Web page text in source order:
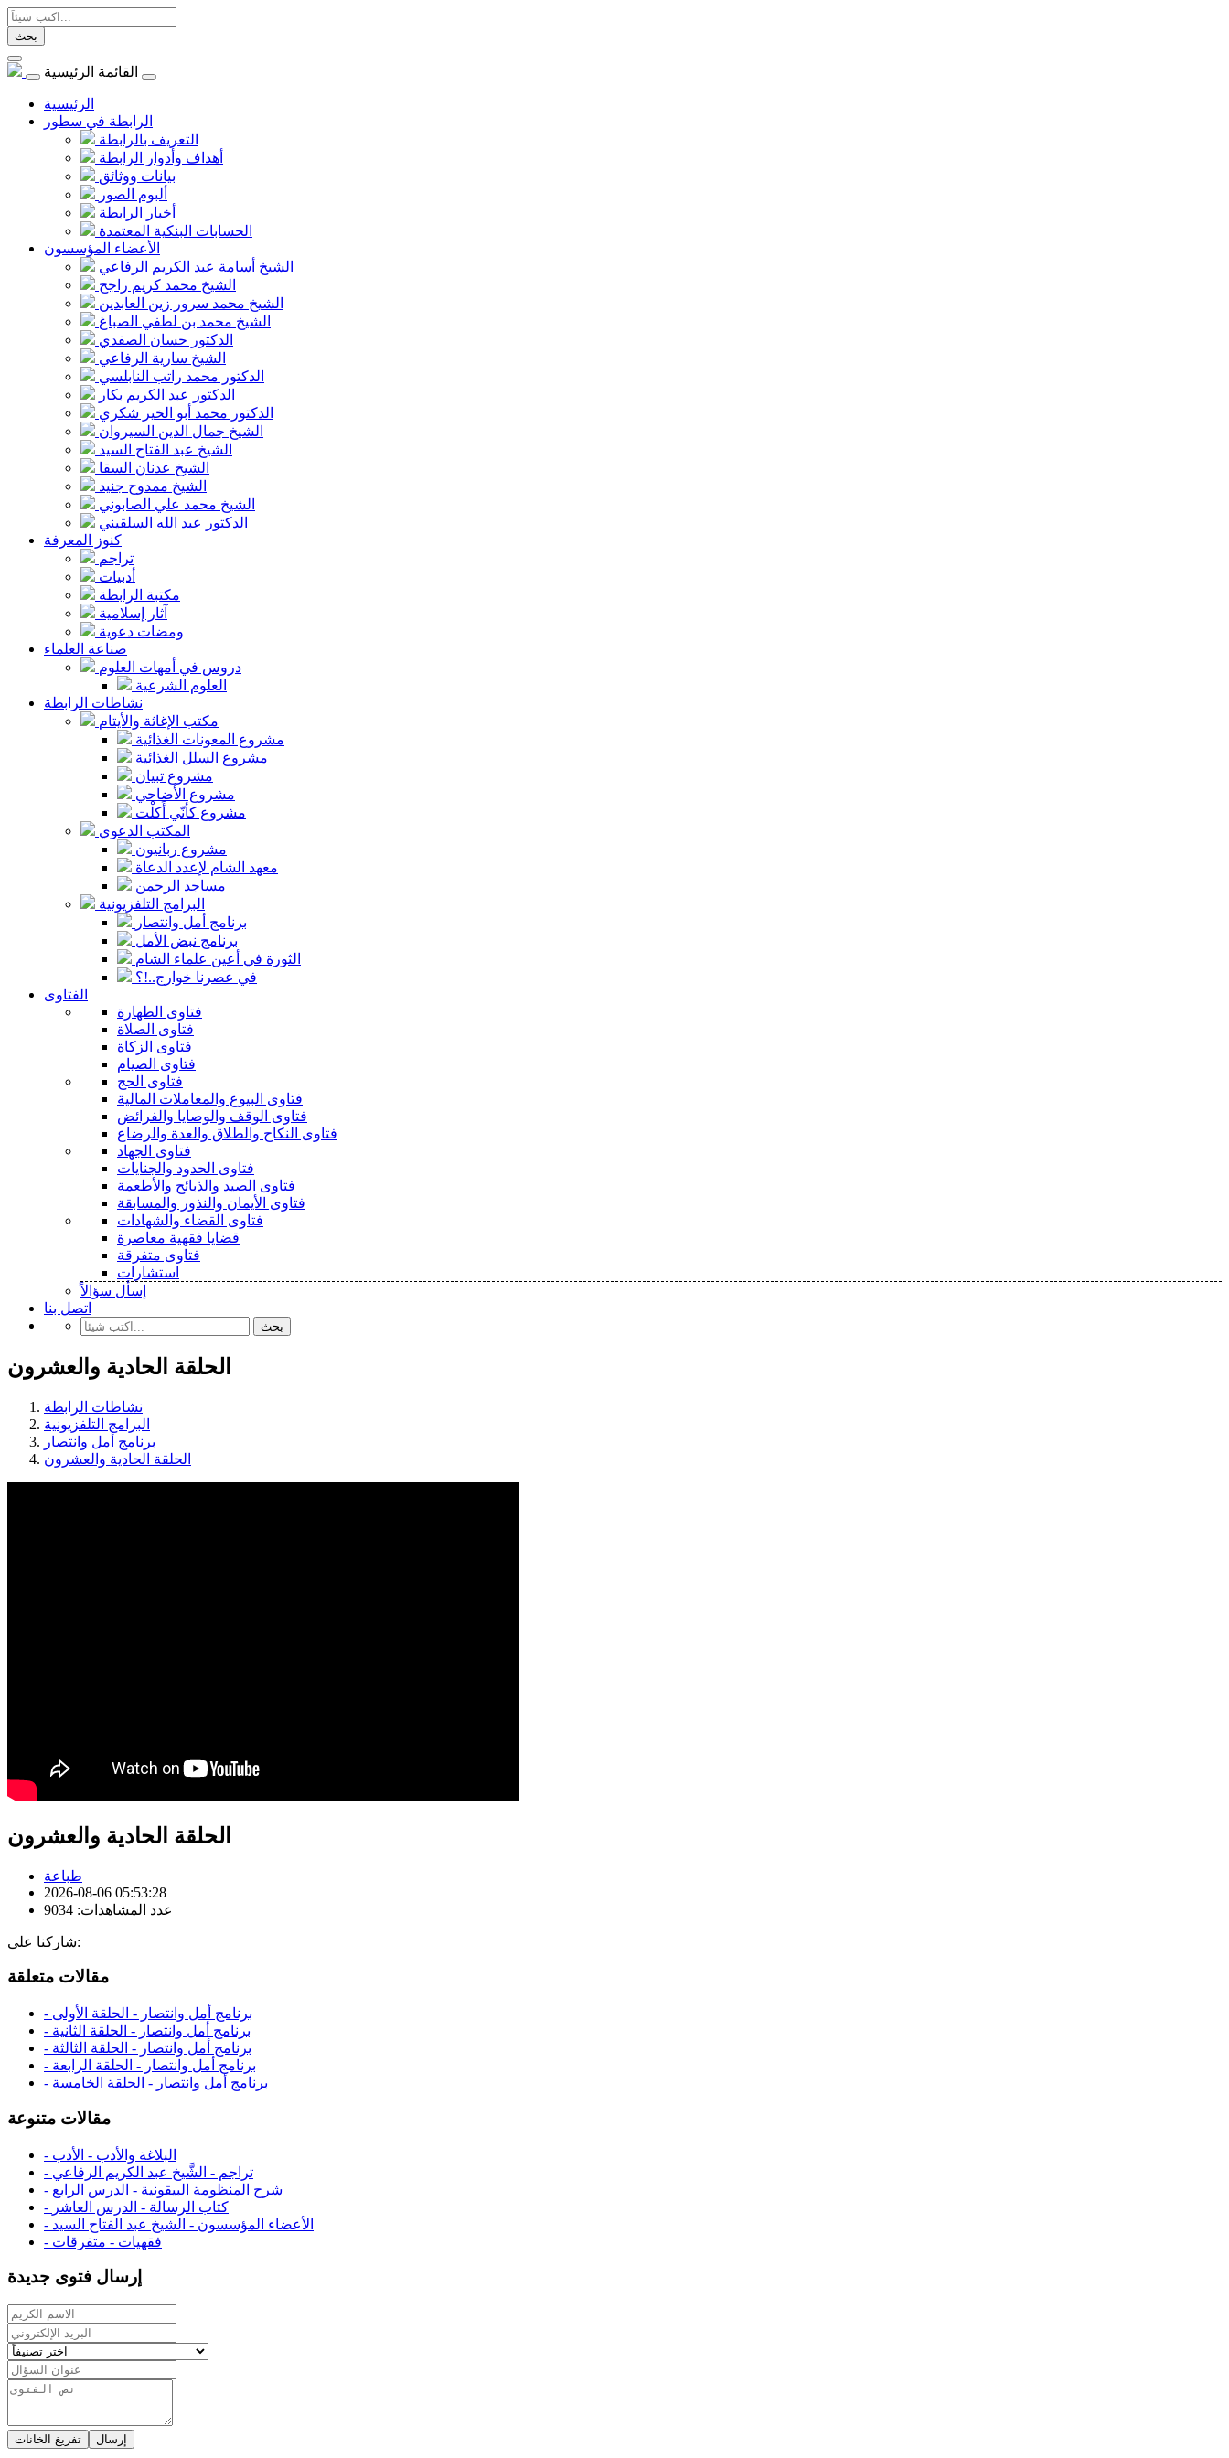
بحث
القائمة الرئيسية
الرئيسية
الرابطة في سطور
التعريف بالرابطة
أهداف وأدوار الرابطة
بيانات ووثائق
ألبوم الصور
أخبار الرابطة
الحسابات البنكية المعتمدة
الأعضاء المؤسسون
الشيخ أسامة عبد الكريم الرفاعي
الشيخ محمد كريم راجح
الشيخ محمد سرور زين العابدين
الشيخ محمد بن لطفي الصباغ
الدكتور حسان الصفدي
الشيخ سارية الرفاعي
الدكتور محمد راتب النابلسي
الدكتور عبد الكريم بكار
الدكتور محمد أبو الخير شكري
الشيخ جمال الدين السيروان
الشيخ عبد الفتاح السيد
الشيخ عدنان السقا
الشيخ ممدوح جنيد
الشيخ محمد علي الصابوني
الدكتور عبد الله السلقيني
كنوز المعرفة
تراجم
أدبيات
مكتبة الرابطة
آثار إسلامية
ومضات دعوية
صناعة العلماء
دروس في أمهات العلوم
العلوم الشرعية
نشاطات الرابطة
مكتب الإغاثة والأيتام
مشروع المعونات الغذائية
مشروع السلل الغذائية
مشروع تبيان
مشروع الأضاحي
مشروع كأنّي أَكلْت
المكتب الدعوي
مشروع ربانيون
معهد الشام لإعدد الدعاة
مساجد الرحمن
البرامج التلفزيونية
برنامج أمل وانتصار
برنامج نبض الأمل
الثورة في أعين علماء الشام
في عصرنا خوارج..!؟
الفتاوى
فتاوى الطهارة
فتاوى الصلاة
فتاوى الزكاة
فتاوى الصيام
فتاوى الحج
فتاوى البيوع والمعاملات المالية
فتاوى الوقف والوصايا والفرائض
فتاوى النكاح والطلاق والعدة والرضاع
فتاوى الجهاد
فتاوى الحدود والجنايات
فتاوى الصيد والذبائح والأطعمة
فتاوى الأيمان والنذور والمسابقة
فتاوى القضاء والشهادات
قضايا فقهية معاصرة
فتاوى متفرقة
استشارات
إسأل سؤالاً
اتصل بنا
بحث
الحلقة الحادية والعشرون
نشاطات الرابطة
البرامج التلفزيونية
برنامج أمل وانتصار
الحلقة الحادية والعشرون
الحلقة الحادية والعشرون
طباعة
2026-08-06 05:53:28
عدد المشاهدات: 9034
شاركنا على:
مقالات متعلقة
- برنامج أمل وانتصار - الحلقة الأولى
- برنامج أمل وانتصار - الحلقة الثانية
- برنامج أمل وانتصار - الحلقة الثالثة
- برنامج أمل وانتصار - الحلقة الرابعة
- برنامج أمل وانتصار - الحلقة الخامسة
مقالات متنوعة
- البلاغة والأدب - الأدب
- تراجم - الشَّيخ عبد الكريم الرفاعي
- شرح المنظومة البيقونية - الدرس الرابع
- كتاب الرسالة - الدرس العاشر
- الأعضاء المؤسسون - الشيخ عبد الفتاح السيد
- فقهيات - متفرقات
إرسال فتوى جديدة
إرسال تفريغ الخانات